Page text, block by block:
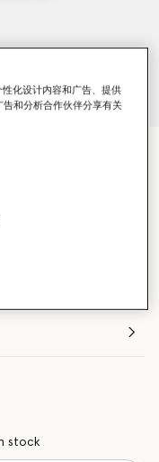
stock
化设计内容和广告、提供
和分析合作伙伴分享有关